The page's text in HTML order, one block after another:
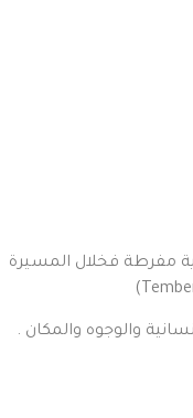
مفرطة فخلال المسيرة
والوجوه والمكان .